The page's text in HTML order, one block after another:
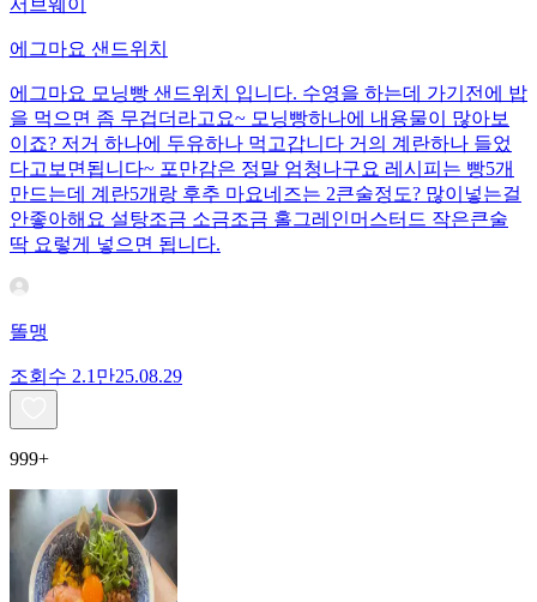
에그마요 샌드위치
에그마요 모닝빵 샌드위치 입니다. 수영을 하는데 가기전에 밥
을 먹으면 좀 무겁더라고요~ 모닝빵하나에 내용물이 많아보
이죠? 저거 하나에 두유하나 먹고갑니다 거의 계란하나 들었
다고보면됩니다~ 포만감은 정말 엄청나구요 레시피는 빵5개
만드는데 계란5개랑 후추 마요네즈는 2큰술정도? 많이넣는걸
안좋아해요 설탕조금 소금조금 홀그레인머스터드 작은큰술
딱 요렇게 넣으면 됩니다.
똘맹
조회수 2.1만25.08.29
999+